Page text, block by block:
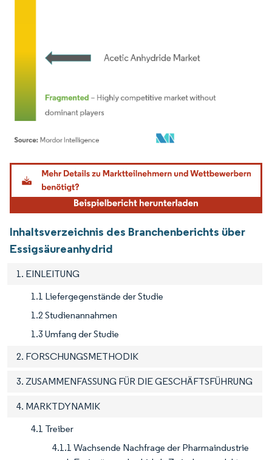
Bild © Mordor Intelligence. Wiederverwendung erfordert Namensnennung gemäß
Inhaltsverzeichnis des Branchenberichts über
Essigsäureanhydrid
1. EINLEITUNG
1.1 Liefergegenstände der Studie
1.2 Studienannahmen
1.3 Umfang der Studie
2. FORSCHUNGSMETHODIK
3. ZUSAMMENFASSUNG FÜR DIE GESCHÄFTSFÜHRUNG
4. MARKTDYNAMIK
4.1 Treiber
4.1.1 Wachsende Nachfrage der Pharmaindustrie